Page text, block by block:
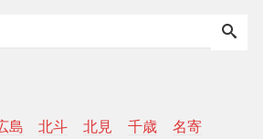
島 北斗 北見 千歳
名寄